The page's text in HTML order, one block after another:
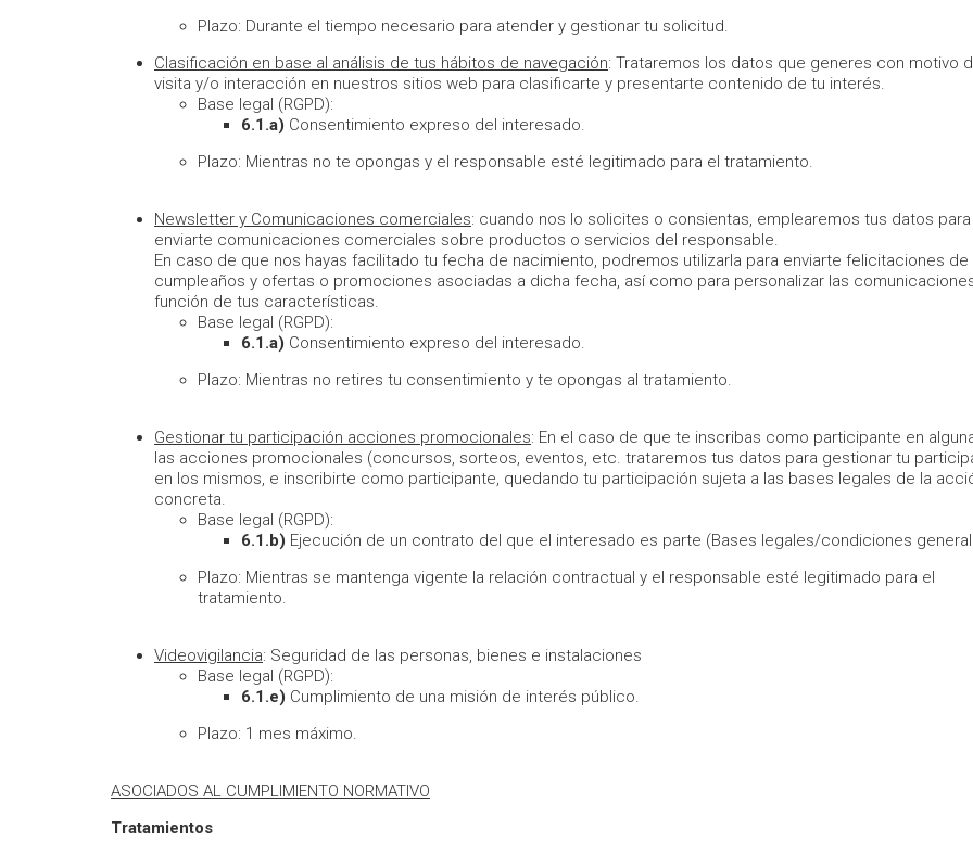
Plazo: Durante el tiempo necesario para atender y gestionar tu solicitud.
Clasificación en base al análisis de tus hábitos de navegación: Trataremos los datos que generes con motivo
visita y/o interacción en nuestros sitios web para clasificarte y presentarte contenido de tu interés.
Base legal (RGPD):
6.1.a) Consentimiento expreso del interesado.
Plazo: Mientras no te opongas y el responsable esté legitimado para el tratamiento.
Newsletter y Comunicaciones comerciales: cuando nos lo solicites o consientas, emplearemos tus datos para
enviarte comunicaciones comerciales sobre productos o servicios del responsable.
En caso de que nos hayas facilitado tu fecha de nacimiento, podremos utilizarla para enviarte felicitaciones de
cumpleaños y ofertas o promociones asociadas a dicha fecha, así como para personalizar las
función de tus características.
Base legal (RGPD):
6.1.a) Consentimiento expreso del interesado.
Plazo: Mientras no retires tu consentimiento y te opongas al tratamiento.
Gestionar tu participación acciones promocionales: En el caso de que te inscribas como participante en
las acciones promocionales (concursos, sorteos, eventos, etc. trataremos tus datos para gestionar tu
en los mismos, e inscribirte como participante, quedando tu participación sujeta a las bases legales de la
concreta.
Base legal (RGPD):
6.1.b) Ejecución de un contrato del que el interesado es parte (Bases legales/condiciones
Plazo: Mientras se mantenga vigente la relación contractual y el responsable esté legitimado para el
tratamiento.
Videovigilancia: Seguridad de las personas, bienes e instalaciones
Base legal (RGPD):
6.1.e) Cumplimiento de una misión de interés público.
Plazo: 1 mes máximo.
ASOCIADOS AL CUMPLIMIENTO NORMATIVO
Tratamientos